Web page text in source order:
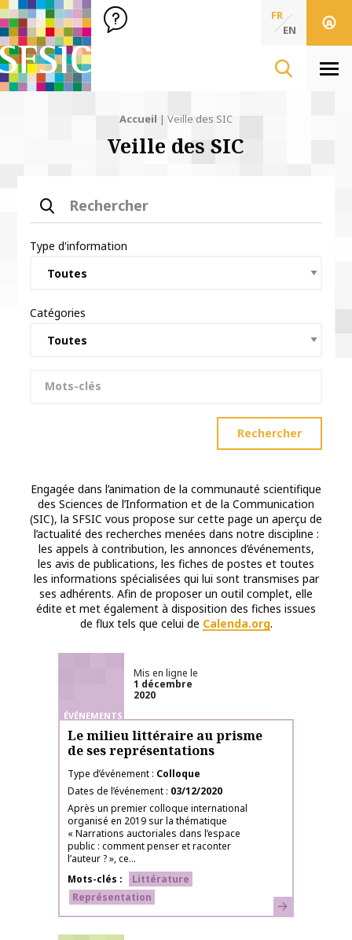
SFSIC Société Française des Sciences de l'Information & de
Société Française des Sciences
de l'Information
FR
EN
Accueil | Veille des SIC
Veille des SIC
Rechercher
Type d'information
Catégories
Mots-clés
Rechercher
Engagée dans l’animation de la communauté scientifique
des Sciences de l’Information et de la Communication
(SIC), la SFSIC vous propose sur cette page un aperçu de
l’actualité des recherches menées dans notre discipline :
les appels à contribution, les annonces d’événements,
les avis de publications, les fiches de postes et toutes
les informations spécialisées qui lui sont transmises par
ses adhérents. Afin de proposer un outil complet, elle
édite et met également à disposition des fiches issues
de flux tels que celui de Calenda.org.
ÉVÉNEMENTS
Mis en ligne le
1 décembre
2020
Le milieu littéraire au prisme
de ses représentations
Type d’événement Colloque
Dates de l’événement 03/12/2020
Après un premier colloque international
organisé en 2019 sur la thématique
« Narrations auctoriales dans l’espace
public : comment penser et raconter
l’auteur ? », ce...
Mots-clés
Littérature
Représentation
En savoir plus